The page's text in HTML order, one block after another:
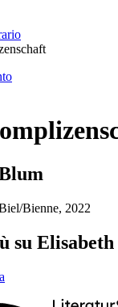
Bienne, 2022
su